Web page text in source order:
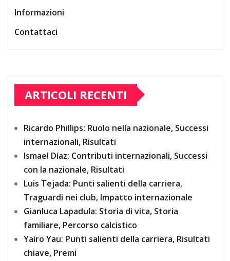
Informazioni
Contattaci
ARTICOLI RECENTI
Ricardo Phillips: Ruolo nella nazionale, Successi
internazionali, Risultati
Ismael Díaz: Contributi internazionali, Successi
con la nazionale, Risultati
Luis Tejada: Punti salienti della carriera,
Traguardi nei club, Impatto internazionale
Gianluca Lapadula: Storia di vita, Storia
familiare, Percorso calcistico
Yairo Yau: Punti salienti della carriera, Risultati
chiave, Premi